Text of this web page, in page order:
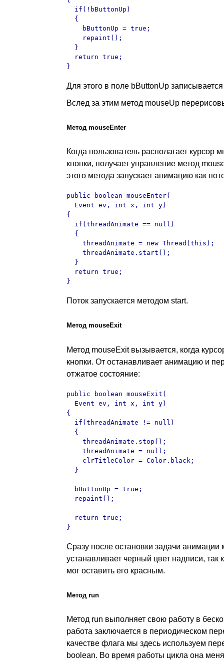
  if(!bButtonUp)
  {
    bButtonUp = true;
    repaint();
  }
  return true;
}
Для этого в поле bButtonUp
Вслед за этим метод mouseUp
Метод mouseEnter
Когда пользователь располагает
кнопки, получает управление метод
этого метода запускает анимацию как
public boolean mouseEnter(
  Event ev, int x, int y)
{
  if(threadAnimate == null)
  {
    threadAnimate = new Thread(this);
    threadAnimate.start();
  }
  return true;
}
Поток запускается методом start.
Метод mouseExit
Метод mouseExit вызывается, когда
кнопки. От останавливает анимацию и
отжатое состояние:
public boolean mouseExit(
  Event ev, int x, int y)
{
  if(threadAnimate != null)
  {
    threadAnimate.stop();
    threadAnimate = null;
    clrTitleColor = Color.black;
  }
  bButtonUp = true;
  repaint();
  return true;
}
Сразу после остановки задачи анимации
устанавливает черный цвет надписи, так
мог оставить его красным.
Метод run
Метод run выполняет свою работу в
работа заключается в периодическом
качестве флага мы здесь используем
boolean. Во время работы цикла она